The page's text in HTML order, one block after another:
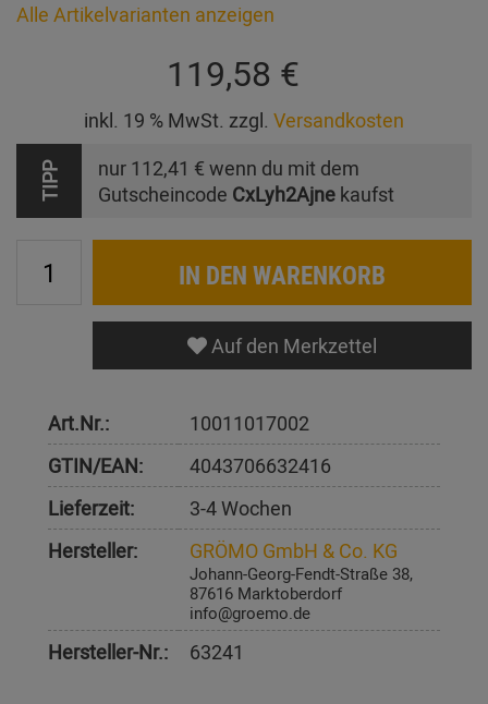
Alle Artikelvarianten anzeigen
119,58 €
inkl. 19 % MwSt. zzgl. Versandkosten
TIPP nur 112,41 € wenn du mit dem
Gutscheincode CxLyh2Ajne kaufst
IN DEN WARENKORB
Auf den Merkzettel
Art.Nr.:
10011017002
GTIN/EAN:
4043706632416
Lieferzeit:
3-4 Wochen
Hersteller:
GRÖMO GmbH & Co. KG
Johann-Georg-Fendt-Straße 38,
87616 Marktoberdorf
info@groemo.de
Hersteller-Nr.: 63241